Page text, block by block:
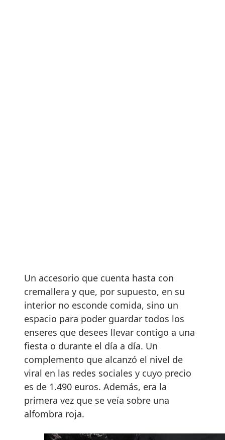
Un accesorio que cuenta hasta con
cremallera y que, por supuesto, en su
interior no esconde comida, sino un
espacio para poder guardar todos los
enseres que desees llevar contigo a una
fiesta o durante el día a día. Un
complemento que alcanzó el nivel de
viral en las redes sociales y cuyo precio
es de 1.490 euros. Además, era la
primera vez que se veía sobre una
alfombra roja.